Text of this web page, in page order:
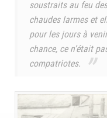
soustraits au feu
chaudes larmes et
pour les jours à
chance, ce n’était
compatriotes.